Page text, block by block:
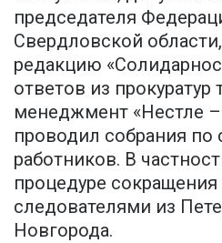
председателя
Свердловской
редакцию
ответов из прокуратур
менеджмент «Нестле
проводил собрания
работников. В
процедуре
следователями из
Новгорода.